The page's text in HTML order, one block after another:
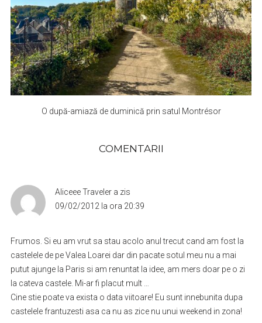
O după-amiază de duminică prin satul Montrésor
COMENTARII
Aliceee Traveler a zis
09/02/2012 la ora 20:39
Frumos. Si eu am vrut sa stau acolo anul trecut cand am fost la
castelele de pe Valea Loarei dar din pacate sotul meu nu a mai
putut ajunge la Paris si am renuntat la idee, am mers doar pe o zi
la cateva castele. Mi-ar fi placut mult …
Cine stie poate va exista o data viitoare! Eu sunt innebunita dupa
castelele frantuzesti asa ca nu as zice nu unui weekend in zona!